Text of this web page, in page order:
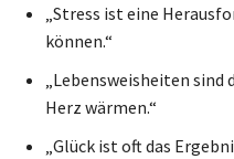
„Stress ist eine
können.“
„Lebensweisheiten sind
Herz wärmen.“
„Glück ist oft das